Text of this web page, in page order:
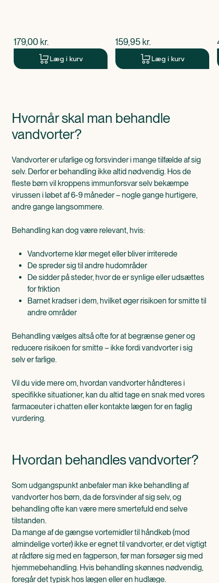
$nuværende pris
179,00 kr.
Læg i kurv
$nuværende pris
159,95 kr.
Læg i kurv
Hvornår skal man behandle
vandvorter?
Vandvorter er ufarlige og forsvinder i mange tilfælde af sig
selv. Derfor er behandling ikke altid nødvendig. Hos de
fleste børn vil kroppens immunforsvar selv bekæmpe
virussen i løbet af 6-9 måneder – nogle gange hurtigere,
andre gange langsommere.
Behandling kan dog være relevant, hvis:
Vandvorterne klør meget eller bliver irriterede
De spreder sig til andre hudområder
De sidder på steder, hvor de er synlige eller udsættes
for friktion
Barnet kradser i dem, hvilket øger risikoen for smitte til
andre områder
Behandling vælges altså ofte for at begrænse gener og
reducere risikoen for smitte – ikke fordi vandvorter i sig
selv er farlige.
Vil du vide mere om, hvordan vandvorter håndteres i
specifikke situationer, kan du altid tage en snak med vores
farmaceuter i chatten eller kontakte lægen for en faglig
vurdering.
Hvordan behandles vandvorter?
Som udgangspunkt anbefaler man ikke behandling af
vandvorter hos børn, da de forsvinder af sig selv, og
behandling ofte kan være mere smertefuld end selve
tilstanden.
Da mange af de gængse vortemidler til håndkøb (mod
almindelige vorter) ikke er egnet til vandvorter, er det vigtigt
at rådføre sig med en fagperson, før man forsøger sig med
hjemmebehandling. Hvis behandling skønnes nødvendig,
foregår det typisk hos lægen eller en hudlæge.